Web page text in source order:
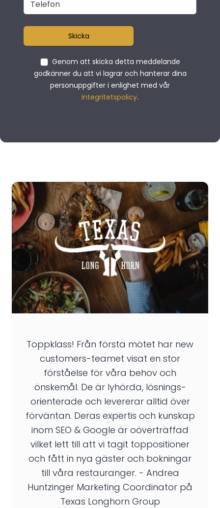
Skicka
Genom att skicka detta meddelande
godkänner du att vi lagrar och hanterar dina
personuppgifter i enlighet med vår
integritetspolicy.
Toppklass! Från första mötet har new
customers-teamet visat en stor
förståelse för våra behov och
önskemål. De är lyhörda, lösnings-
orienterade och levererar alltid över
förväntan. Deras expertis och kunskap
inom SEO & Google är oöverträffad
vilket lett till att vi tagit toppositioner
och fått in nya gäster och bokningar
till våra restauranger. - Andrea
Huntzinger Marketing Coordinator på
Texas Longhorn Group